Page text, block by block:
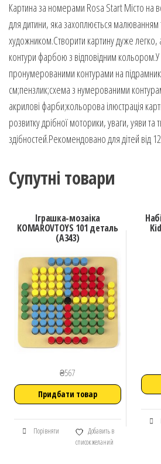
Картина за номерами Rosa Start Місто на
для дитини, яка захоплюється малюванням
художником.Створити картину дуже
контури фарбою з відповідним
пронумерованими контурами на
см;пензлик;схема з нумерованими
акрилові фарби;кольорова ілюстрація
розвитку дрібної моторики, уваги, уяви та
здібностей.Рекомендовано для дітей від
Супутні товари
Іграшка-мозаіка
KOMAROVTOYS 101 деталь
(А343)
₴567
Придбати товар
Порівняти
Добавить в
список желаний